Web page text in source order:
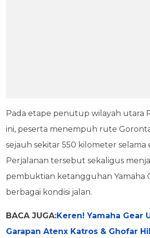
Pada etape penutup wilayah utara
ini, peserta menempuh rute
sejauh sekitar 550 kilometer selama
Perjalanan tersebut sekaligus
pembuktian ketangguhan Yamaha
berbagai kondisi jalan.
BACA JUGA:Keren! Yamaha Gear
Garapan Atenx Katros & Ghofar